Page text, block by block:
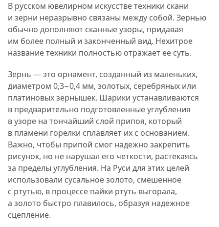
В русском ювелирном искусстве техники скани
и зерни неразрывно связаны между собой. Зернью
обычно дополняют сканные узоры, придавая
им более полный и законченный вид. Нехитрое
название техники полностью отражает ее суть.
Зернь — это орнамент, созданный из маленьких,
диаметром 0,3−0,4 мм, золотых, серебряных или
платиновых зернышек. Шарики устанавливаются
в предварительно подготовленные углубления
в узоре на тончайший слой припоя, который
в пламени горелки сплавляет их с основанием.
Важно, чтобы припой смог надежно закрепить
рисунок, но не нарушал его четкости, растекаясь
за пределы углубления. На Руси для этих целей
использовали сусальное золото, смешенное
с ртутью, в процессе пайки ртуть выгорала,
а золото быстро плавилось, образуя надежное
сцепление.